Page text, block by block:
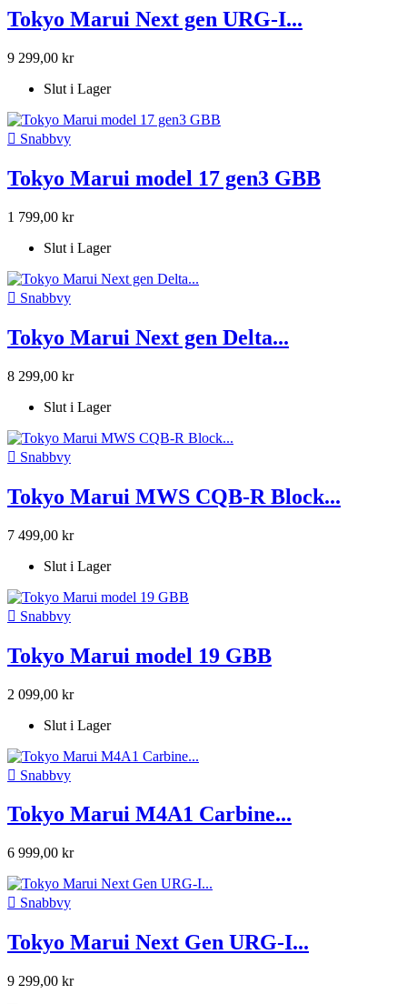
Tokyo Marui Next gen URG-I...
9 299,00 kr
Slut i Lager
 Snabbvy
Tokyo Marui model 17 gen3 GBB
1 799,00 kr
Slut i Lager
 Snabbvy
Tokyo Marui Next gen Delta...
8 299,00 kr
Slut i Lager
 Snabbvy
Tokyo Marui MWS CQB-R Block...
7 499,00 kr
Slut i Lager
 Snabbvy
Tokyo Marui model 19 GBB
2 099,00 kr
Slut i Lager
 Snabbvy
Tokyo Marui M4A1 Carbine...
6 999,00 kr
 Snabbvy
Tokyo Marui Next Gen URG-I...
9 299,00 kr